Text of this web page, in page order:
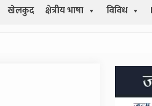
खेलकुद क्षेत्रीय भाषा विविध